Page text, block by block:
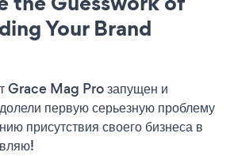
Your Brand
Grace Mag Pro запущен и
первую серьезную проблему
присутствия своего бизнеса в